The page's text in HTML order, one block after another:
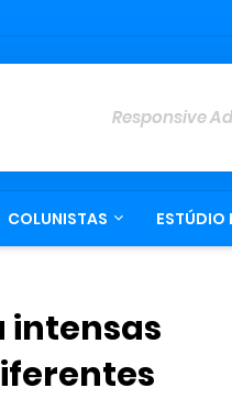
Responsive
COLUNISTAS ESTÚDIO
intensas